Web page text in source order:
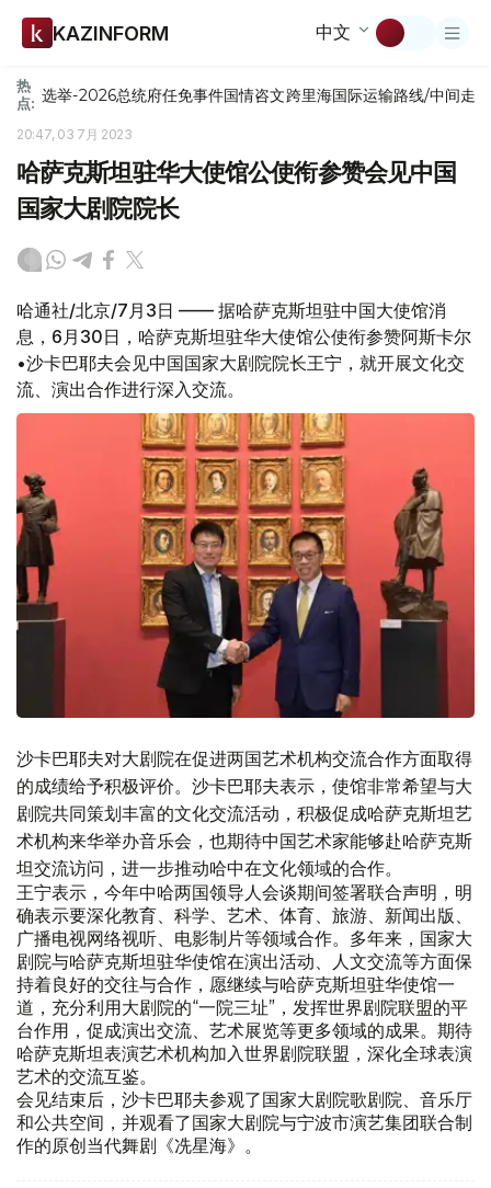
KAZINFORM 中文
热
点: 选举-2026总统府任免事件国情咨文跨里海国际运输路线/中间走廊
20:47, 03 7月 2023
哈萨克斯坦驻华大使馆公使衔参赞会见中国
国家大剧院院长
哈通社/北京/7月3日 —— 据哈萨克斯坦驻中国大使馆消
息，6月30日，哈萨克斯坦驻华大使馆公使衔参赞阿斯卡尔
•沙卡巴耶夫会见中国国家大剧院院长王宁，就开展文化交
流、演出合作进行深入交流。
沙卡巴耶夫对大剧院在促进两国艺术机构交流合作方面取得
的成绩给予积极评价。沙卡巴耶夫表示，使馆非常希望与大
剧院共同策划丰富的文化交流活动，积极促成哈萨克斯坦艺
术机构来华举办音乐会，也期待中国艺术家能够赴哈萨克斯
坦交流访问，进一步推动哈中在文化领域的合作。
王宁表示，今年中哈两国领导人会谈期间签署联合声明，明
确表示要深化教育、科学、艺术、体育、旅游、新闻出版、
广播电视网络视听、电影制片等领域合作。多年来，国家大
剧院与哈萨克斯坦驻华使馆在演出活动、人文交流等方面保
持着良好的交往与合作，愿继续与哈萨克斯坦驻华使馆一
道，充分利用大剧院的“一院三址”，发挥世界剧院联盟的平
台作用，促成演出交流、艺术展览等更多领域的成果。期待
哈萨克斯坦表演艺术机构加入世界剧院联盟，深化全球表演
艺术的交流互鉴。
会见结束后，沙卡巴耶夫参观了国家大剧院歌剧院、音乐厅
和公共空间，并观看了国家大剧院与宁波市演艺集团联合制
作的原创当代舞剧《冼星海》。